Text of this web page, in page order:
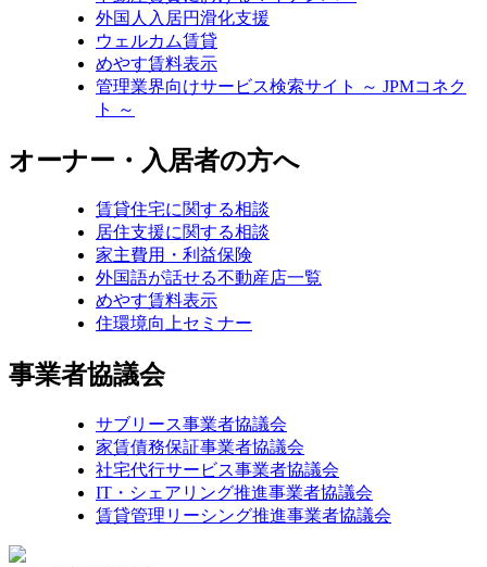
外国人入居円滑化支援
ウェルカム賃貸
めやす賃料表示
管理業界向けサービス検索サイト ～ JPMコネク
ト ～
オーナー・入居者の方へ
賃貸住宅に関する相談
居住支援に関する相談
家主費用・利益保険
外国語が話せる不動産店一覧
めやす賃料表示
住環境向上セミナー
事業者協議会
サブリース事業者協議会
家賃債務保証事業者協議会
社宅代行サービス事業者協議会
IT・シェアリング推進事業者協議会
賃貸管理リーシング推進事業者協議会